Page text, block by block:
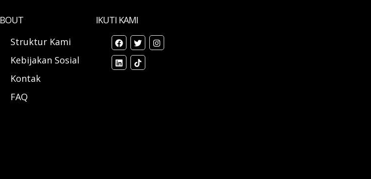
Struktur Kami
Kebijakan Sosial
Kontak
FAQ
IKUTI KAMI